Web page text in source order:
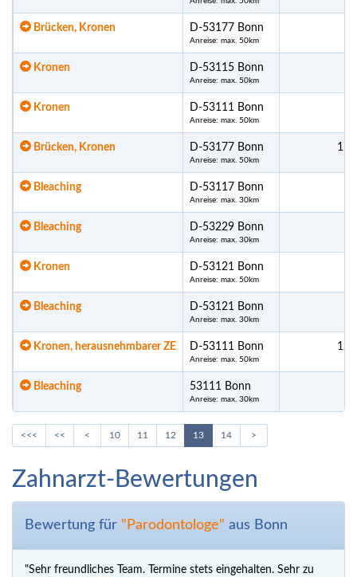
Brücken, Kronen D-53177 Bonn
Anreise: max. 50km
Kronen D-53115 Bonn
Anreise: max. 50km
Kronen D-53111 Bonn
Anreise: max. 50km
Brücken, Kronen D-53177 Bonn
Anreise: max. 50km
Bleaching D-53117 Bonn
Anreise: max. 30km
Bleaching D-53229 Bonn
Anreise: max. 30km
Kronen D-53121 Bonn
Anreise: max. 50km
Bleaching D-53121 Bonn
Anreise: max. 30km
Kronen, herausnehmbarer ZE D-53111 Bonn
Anreise: max. 50km
Bleaching 53111 Bonn
Anreise: max. 30km
<<< << < 10 11 12 13 14 >
Zahnarzt-Bewertungen
Bewertung für "Parodontologe" aus Bonn
"Sehr freundliches Team. Termine stets eingehalten. Sehr zu